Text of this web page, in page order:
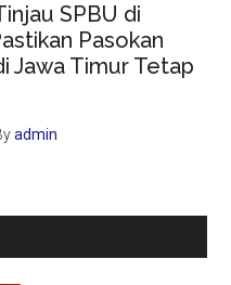
SPBU di
Pasokan
Jawa Timur Tetap
admin